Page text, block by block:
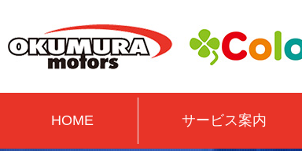
HOME サービス案内